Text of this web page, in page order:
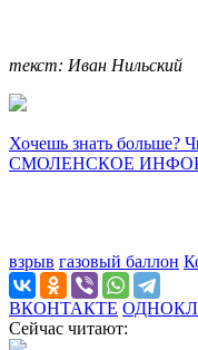
текст: Иван Нильский
Хочешь знать больше?
СМОЛЕНСКОЕ
взрыв газовый баллон
ВКОНТАКТЕ
Сейчас читают: